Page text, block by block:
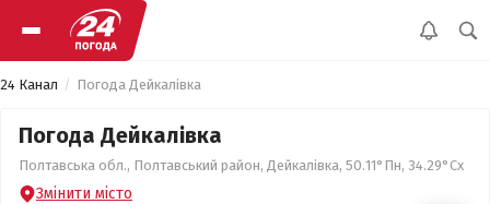
24 Канал Погода Дейкалівка
Погода Дейкалівка
Полтавська обл., Полтавський район, Дейкалівка, 50.11°Пн, 34.29°Сх
Змінити місто